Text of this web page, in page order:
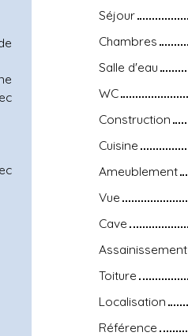
Séjour
Chambres
Salle d'eau
WC
Construction
Cuisine
Ameublement
Vue
Cave
Assainissement
Toiture
Localisation
Référence